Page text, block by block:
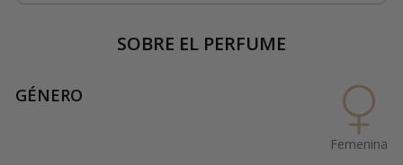
SOBRE EL PERFUME
GÉNERO
Femenina